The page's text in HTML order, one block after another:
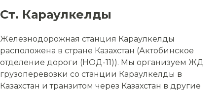
Ст. Караулкелды
Железнодорожная станция Караулкелды
расположена в стране Казахстан (Актобинское
отделение дороги (НОД-11)). Мы организуем ЖД
грузоперевозки со станции Караулкелды в
Казахстан и транзитом через Казахстан в другие